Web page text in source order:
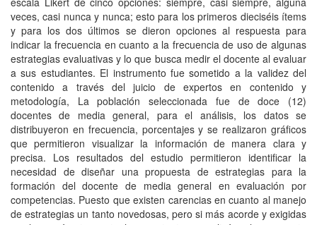
veces, casi nunca y nunca; esto para los primeros dieciséis ítems
y para los dos últimos se dieron opciones al respuesta para
indicar la frecuencia en cuanto a la frecuencia de uso de algunas
estrategias evaluativas y lo que busca medir el docente al evaluar
a sus estudiantes. El instrumento fue sometido a la validez del
contenido a través del juicio de expertos en contenido y
metodología, La población seleccionada fue de doce (12)
docentes de media general, para el análisis, los datos se
distribuyeron en frecuencia, porcentajes y se realizaron gráficos
que permitieron visualizar la información de manera clara y
precisa. Los resultados del estudio permitieron identificar la
necesidad de diseñar una propuesta de estrategias para la
formación del docente de media general en evaluación por
competencias. Puesto que existen carencias en cuanto al manejo
de estrategias un tanto novedosas, pero si más acorde y exigidas